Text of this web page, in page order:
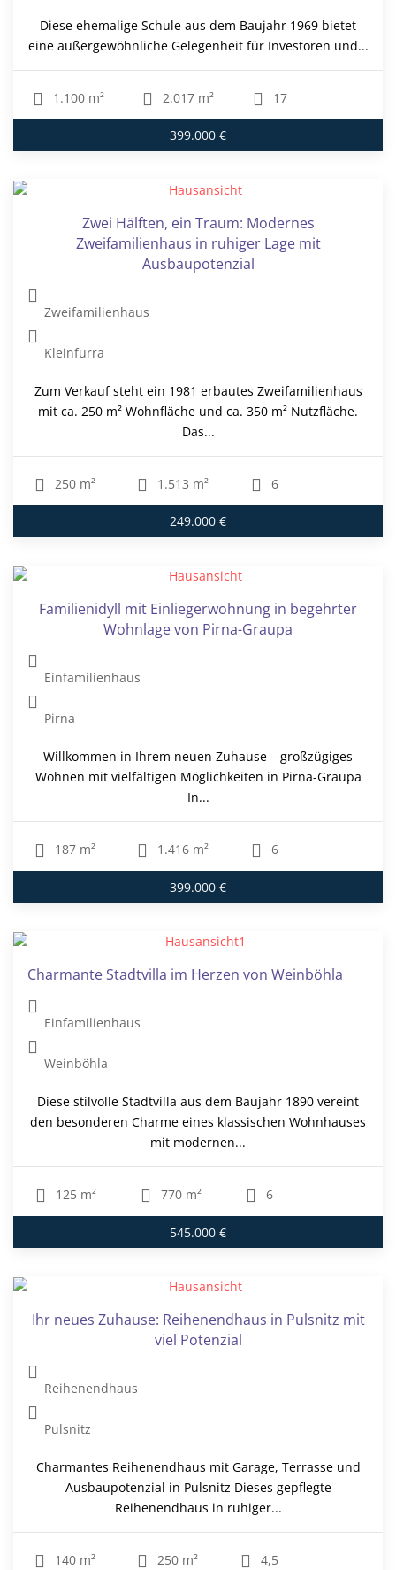
Diese ehemalige Schule aus dem Baujahr 1969 bietet
eine außergewöhnliche Gelegenheit für Investoren und...
1.100 m² 2.017 m² 17
399.000 €
Zwei Hälften, ein Traum: Modernes
Zweifamilienhaus in ruhiger Lage mit
Ausbaupotenzial
Zweifamilienhaus
Kleinfurra
Zum Verkauf steht ein 1981 erbautes Zweifamilienhaus
mit ca. 250 m² Wohnfläche und ca. 350 m² Nutzfläche.
Das...
250 m² 1.513 m² 6
249.000 €
Familienidyll mit Einliegerwohnung in begehrter
Wohnlage von Pirna-Graupa
Einfamilienhaus
Pirna
Willkommen in Ihrem neuen Zuhause – großzügiges
Wohnen mit vielfältigen Möglichkeiten in Pirna-Graupa
In...
187 m² 1.416 m² 6
399.000 €
Charmante Stadtvilla im Herzen von Weinböhla
Einfamilienhaus
Weinböhla
Diese stilvolle Stadtvilla aus dem Baujahr 1890 vereint
den besonderen Charme eines klassischen Wohnhauses
mit modernen...
125 m² 770 m² 6
545.000 €
Ihr neues Zuhause: Reihenendhaus in Pulsnitz mit
viel Potenzial
Reihenendhaus
Pulsnitz
Charmantes Reihenendhaus mit Garage, Terrasse und
Ausbaupotenzial in Pulsnitz Dieses gepflegte
Reihenendhaus in ruhiger...
140 m² 250 m² 4,5